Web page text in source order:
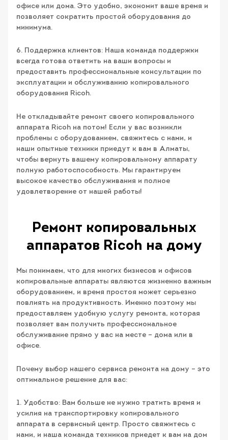
офисе или дома. Это удобно, экономит ваше время и
позволяет сократить простой оборудования до
минимума.
6. Поддержка клиентов: Наша команда поддержки
всегда готова ответить на ваши вопросы и
предоставить профессиональные консультации по
эксплуатации и обслуживанию копировального
оборудования Ricoh.
Не откладывайте ремонт своего копировального
аппарата Ricoh на потом! Если у вас возникли
проблемы с оборудованием, свяжитесь с нами, и
наши опытные техники приедут к вам в Алматы,
чтобы вернуть вашему копировальному аппарату
полную работоспособность. Мы гарантируем
высокое качество обслуживания и полное
удовлетворение от нашей работы!
Ремонт копировальных
аппаратов Ricoh на дому
Мы понимаем, что для многих бизнесов и офисов
копировальные аппараты являются жизненно важным
оборудованием, и время простоя может серьезно
повлиять на продуктивность. Именно поэтому мы
предоставляем удобную услугу ремонта, которая
позволяет вам получить профессиональное
обслуживание прямо у вас на месте – дома или в
офисе.
Почему выбор нашего сервиса ремонта на дому – это
оптимальное решение для вас:
1. Удобство: Вам больше не нужно тратить время и
усилия на транспортировку копировального
аппарата в сервисный центр. Просто свяжитесь с
нами, и наша команда техников приедет к вам на дом